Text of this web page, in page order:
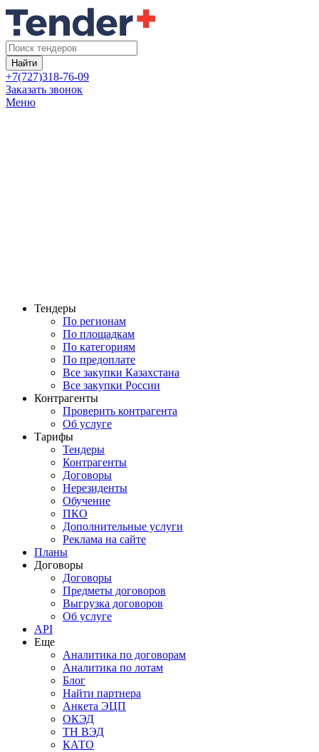
Найти
+7(727)318-76-09
Заказать звонок
Меню
Тендеры
По регионам
По площадкам
По категориям
По предоплате
Все закупки Казахстана
Все закупки России
Контрагенты
Проверить контрагента
Об услуге
Тарифы
Тендеры
Контрагенты
Договоры
Нерезиденты
Обучение
ПКО
Дополнительные услуги
Реклама на сайте
Планы
Договоры
Договоры
Предметы договоров
Выгрузка договоров
Об услуге
API
Еще
Аналитика по договорам
Аналитика по лотам
Блог
Найти партнера
Анкета ЭЦП
ОКЭД
ТН ВЭД
КАТО